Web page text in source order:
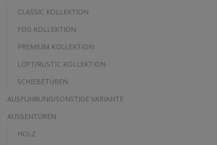
CLASSIC KOLLEKTION
FOG KOLLEKTION
PREMIUM KOLLEKTION
LOFT/RUSTIC KOLLEKTION
SCHIEBETÜREN
AUSFÜHRUNG/SONSTIGE VARIANTE
AUSSENTÜREN
HOLZ